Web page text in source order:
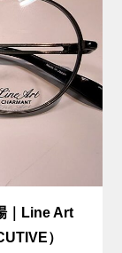
｜Line Art
）